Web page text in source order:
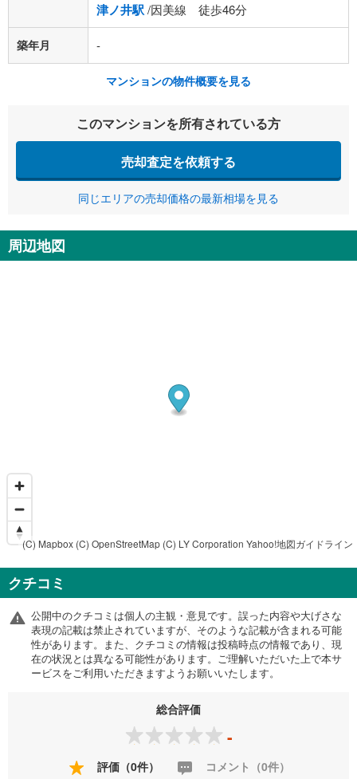
津ノ井駅/因美線 徒歩46分
築年月 -
マンションの物件概要を見る
このマンションを所有されている方
売却査定を依頼する
同じエリアの売却価格の最新相場を見る
周辺地図
(C) Mapbox (C) OpenStreetMap (C) LY Corporation Yahoo!地図ガイドライン
クチコミ
公開中のクチコミは個人の主観・意見です。誤った内容や大げさな
表現の記載は禁止されていますが、そのような記載が含まれる可能
性があります。また、クチコミの情報は投稿時点の情報であり、現
在の状況とは異なる可能性があります。ご理解いただいた上で本サ
ービスをご利用いただきますようお願いいたします。
総合評価
-
評価（0件） コメント（0件）